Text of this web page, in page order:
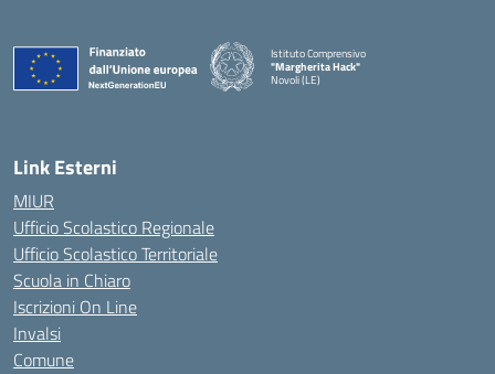
Istituto Comprensivo
"Margherita Hack"
Novoli (LE)
Link Esterni
MIUR
Ufficio Scolastico Regionale
Ufficio Scolastico Territoriale
Scuola in Chiaro
Iscrizioni On Line
Invalsi
Comune